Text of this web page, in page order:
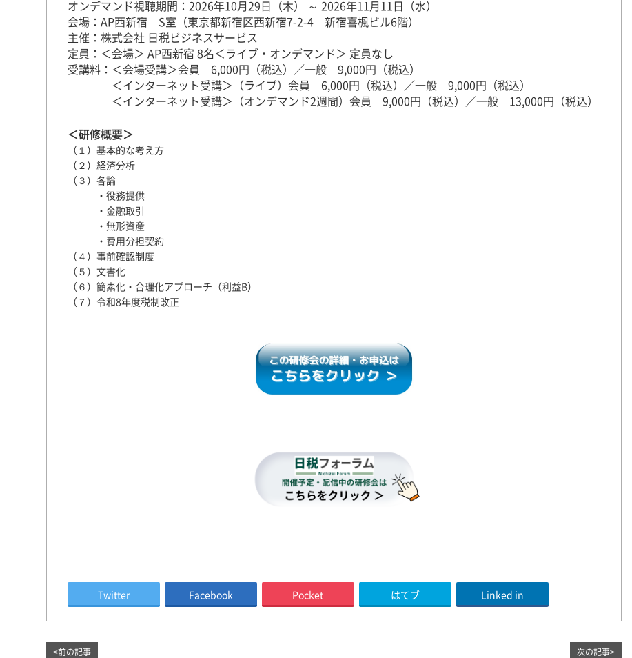
オンデマンド視聴期間：2026年10月29日（木） ～ 2026年11月11日（水）
会場：AP西新宿 S室（東京都新宿区西新宿7-2-4 新宿喜楓ビル6階）
主催：株式会社 日税ビジネスサービス
定員：＜会場＞ AP西新宿 8名＜ライブ・オンデマンド＞ 定員なし
受講料：＜会場受講＞会員 6,000円（税込）／一般 9,000円（税込）
＜インターネット受講＞（ライブ）会員 6,000円（税込）／一般 9,000円（税込）
＜インターネット受講＞（オンデマンド2週間）会員 9,000円（税込）／一般 13,000円（税込）
＜研修概要＞
（１）基本的な考え方
（２）経済分析
（３）各論
・役務提供
・金融取引
・無形資産
・費用分担契約
（４）事前確認制度
（５）文書化
（６）簡素化・合理化アプローチ（利益B）
（７）令和8年度税制改正
Twitter Facebook Pocket はてブ Linked in
≤前の記事 次の記事≥